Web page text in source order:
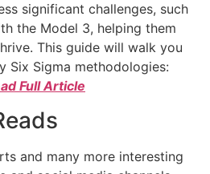
significant challenges, such
the Model 3, helping them
This guide will walk you
Six Sigma methodologies:
Full Article
and many more interesting